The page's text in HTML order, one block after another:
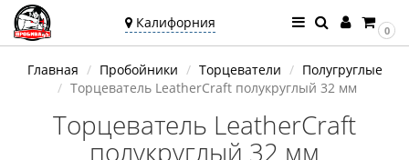
Калифорния
Калифорния
Угадали?
0
Главная Пробойники Торцеватели
Полугруглые
Торцеватель LeatherCraft полукруглый 32 мм
Торцеватель LeatherCraft
полукруглый 32 мм